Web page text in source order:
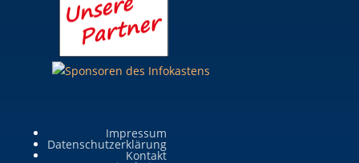
Impressum
Datenschutzerklärung
Kontakt